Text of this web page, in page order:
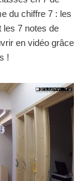
du chiffre 7 : les
les 7 notes de
en vidéo grâce
!